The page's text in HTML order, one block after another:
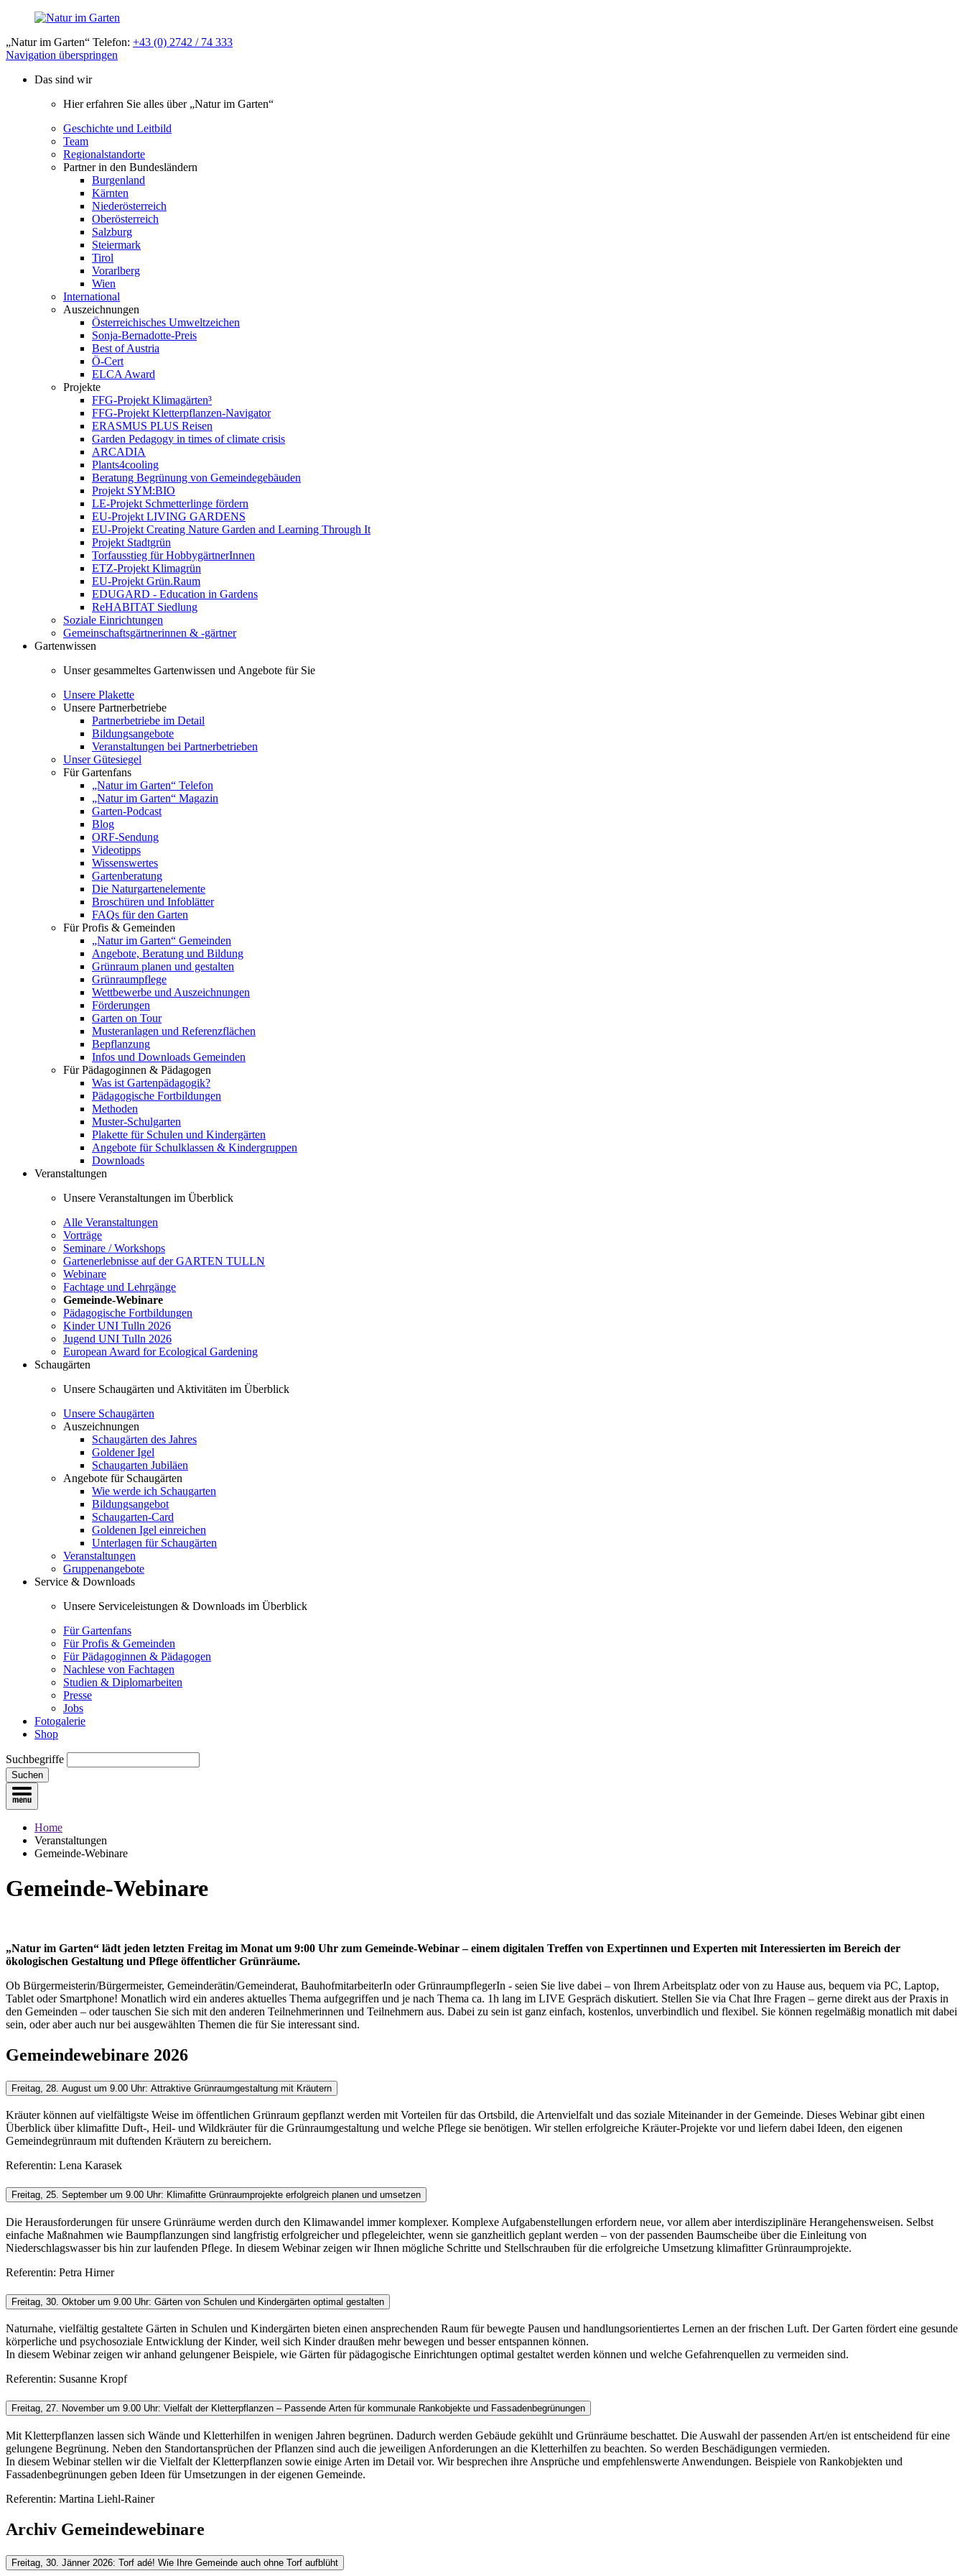
„Natur im Garten“ Telefon: +43 (0) 2742 / 74 333
Navigation überspringen
Das sind wir
Hier erfahren Sie alles über „Natur im Garten“
Geschichte und Leitbild
Team
Regionalstandorte
Partner in den Bundesländern
Burgenland
Kärnten
Niederösterreich
Oberösterreich
Salzburg
Steiermark
Tirol
Vorarlberg
Wien
International
Auszeichnungen
Österreichisches Umweltzeichen
Sonja-Bernadotte-Preis
Best of Austria
Ö-Cert
ELCA Award
Projekte
FFG-Projekt Klimagärten³
FFG-Projekt Kletterpflanzen-Navigator
ERASMUS PLUS Reisen
Garden Pedagogy in times of climate crisis
ARCADIA
Plants4cooling
Beratung Begrünung von Gemeindegebäuden
Projekt SYM:BIO
LE-Projekt Schmetterlinge fördern
EU-Projekt LIVING GARDENS
EU-Projekt Creating Nature Garden and Learning Through It
Projekt Stadtgrün
Torfausstieg für HobbygärtnerInnen
ETZ-Projekt Klimagrün
EU-Projekt Grün.Raum
EDUGARD - Education in Gardens
ReHABITAT Siedlung
Soziale Einrichtungen
Gemeinschaftsgärtnerinnen & -gärtner
Gartenwissen
Unser gesammeltes Gartenwissen und Angebote für Sie
Unsere Plakette
Unsere Partnerbetriebe
Partnerbetriebe im Detail
Bildungsangebote
Veranstaltungen bei Partnerbetrieben
Unser Gütesiegel
Für Gartenfans
„Natur im Garten“ Telefon
„Natur im Garten“ Magazin
Garten-Podcast
Blog
ORF-Sendung
Videotipps
Wissenswertes
Gartenberatung
Die Naturgartenelemente
Broschüren und Infoblätter
FAQs für den Garten
Für Profis & Gemeinden
„Natur im Garten“ Gemeinden
Angebote, Beratung und Bildung
Grünraum planen und gestalten
Grünraumpflege
Wettbewerbe und Auszeichnungen
Förderungen
Garten on Tour
Musteranlagen und Referenzflächen
Bepflanzung
Infos und Downloads Gemeinden
Für Pädagoginnen & Pädagogen
Was ist Gartenpädagogik?
Pädagogische Fortbildungen
Methoden
Muster-Schulgarten
Plakette für Schulen und Kindergärten
Angebote für Schulklassen & Kindergruppen
Downloads
Veranstaltungen
Unsere Veranstaltungen im Überblick
Alle Veranstaltungen
Vorträge
Seminare / Workshops
Gartenerlebnisse auf der GARTEN TULLN
Webinare
Fachtage und Lehrgänge
Gemeinde-Webinare
Pädagogische Fortbildungen
Kinder UNI Tulln 2026
Jugend UNI Tulln 2026
European Award for Ecological Gardening
Schaugärten
Unsere Schaugärten und Aktivitäten im Überblick
Unsere Schaugärten
Auszeichnungen
Schaugärten des Jahres
Goldener Igel
Schaugarten Jubiläen
Angebote für Schaugärten
Wie werde ich Schaugarten
Bildungsangebot
Schaugarten-Card
Goldenen Igel einreichen
Unterlagen für Schaugärten
Veranstaltungen
Gruppenangebote
Service & Downloads
Unsere Serviceleistungen & Downloads im Überblick
Für Gartenfans
Für Profis & Gemeinden
Für Pädagoginnen & Pädagogen
Nachlese von Fachtagen
Studien & Diplomarbeiten
Presse
Jobs
Fotogalerie
Shop
Suchbegriffe
Suchen
Home
Veranstaltungen
Gemeinde-Webinare
Gemeinde-Webinare
„Natur im Garten“ lädt jeden letzten Freitag im Monat um 9:00 Uhr zum Gemeinde-Webinar – einem digitalen Treffen von Expertinnen und Experten mit Interessierten im Bereich der
ökologischen Gestaltung und Pflege öffentlicher Grünräume.
Ob Bürgermeisterin/Bürgermeister, Gemeinderätin/Gemeinderat, BauhofmitarbeiterIn oder GrünraumpflegerIn - seien Sie live dabei – von Ihrem Arbeitsplatz oder von zu Hause aus, bequem via PC, Laptop,
Tablet oder Smartphone! Monatlich wird ein anderes aktuelles Thema aufgegriffen und je nach Thema ca. 1h lang im LIVE Gespräch diskutiert. Stellen Sie via Chat Ihre Fragen – gerne direkt aus der Praxis in
den Gemeinden – oder tauschen Sie sich mit den anderen Teilnehmerinnen und Teilnehmern aus. Dabei zu sein ist ganz einfach, kostenlos, unverbindlich und flexibel. Sie können regelmäßig monatlich mit dabei
sein, oder aber auch nur bei ausgewählten Themen die für Sie interessant sind.
Gemeindewebinare 2026
Freitag, 28. August um 9.00 Uhr: Attraktive Grünraumgestaltung mit Kräutern
Kräuter können auf vielfältigste Weise im öffentlichen Grünraum gepflanzt werden mit Vorteilen für das Ortsbild, die Artenvielfalt und das soziale Miteinander in der Gemeinde. Dieses Webinar gibt einen
Überblick über klimafitte Duft-, Heil- und Wildkräuter für die Grünraumgestaltung und welche Pflege sie benötigen. Wir stellen erfolgreiche Kräuter-Projekte vor und liefern dabei Ideen, den eigenen
Gemeindegrünraum mit duftenden Kräutern zu bereichern.
Referentin: Lena Karasek
Freitag, 25. September um 9.00 Uhr: Klimafitte Grünraumprojekte erfolgreich planen und umsetzen
Die Herausforderungen für unsere Grünräume werden durch den Klimawandel immer komplexer. Komplexe Aufgabenstellungen erfordern neue, vor allem aber interdisziplinäre Herangehensweisen. Selbst
einfache Maßnahmen wie Baumpflanzungen sind langfristig erfolgreicher und pflegeleichter, wenn sie ganzheitlich geplant werden – von der passenden Baumscheibe über die Einleitung von
Niederschlagswasser bis hin zur laufenden Pflege. In diesem Webinar zeigen wir Ihnen mögliche Schritte und Stellschrauben für die erfolgreiche Umsetzung klimafitter Grünraumprojekte.
Referentin: Petra Hirner
Freitag, 30. Oktober um 9.00 Uhr: Gärten von Schulen und Kindergärten optimal gestalten
Naturnahe, vielfältig gestaltete Gärten in Schulen und Kindergärten bieten einen ansprechenden Raum für bewegte Pausen und handlungsorientiertes Lernen an der frischen Luft. Der Garten fördert eine gesunde
körperliche und psychosoziale Entwicklung der Kinder, weil sich Kinder draußen mehr bewegen und besser entspannen können.
In diesem Webinar zeigen wir anhand gelungener Beispiele, wie Gärten für pädagogische Einrichtungen optimal gestaltet werden können und welche Gefahrenquellen zu vermeiden sind.
Referentin: Susanne Kropf
Freitag, 27. November um 9.00 Uhr: Vielfalt der Kletterpflanzen – Passende Arten für kommunale Rankobjekte und Fassadenbegrünungen
Mit Kletterpflanzen lassen sich Wände und Kletterhilfen in wenigen Jahren begrünen. Dadurch werden Gebäude gekühlt und Grünräume beschattet. Die Auswahl der passenden Art/en ist entscheidend für eine
gelungene Begrünung. Neben den Standortansprüchen der Pflanzen sind auch die jeweiligen Anforderungen an die Kletterhilfen zu beachten. So werden Beschädigungen vermieden.
In diesem Webinar stellen wir die Vielfalt der Kletterpflanzen sowie einige Arten im Detail vor. Wir besprechen ihre Ansprüche und empfehlenswerte Anwendungen. Beispiele von Rankobjekten und
Fassadenbegrünungen geben Ideen für Umsetzungen in der eigenen Gemeinde.
Referentin: Martina Liehl-Rainer
Archiv Gemeindewebinare
Freitag, 30. Jänner 2026: Torf adé! Wie Ihre Gemeinde auch ohne Torf aufblüht